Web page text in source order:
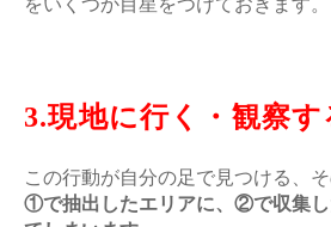
をいくつか目星をつけておきます。
3.現地に行く・観察す
この行動が自分の足で見つける、そ
①で抽出したエリアに、②で収集し